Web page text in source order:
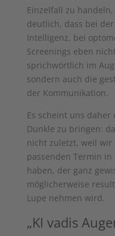
Einzelfall zu
deutlich, dass bei
Intelligenz, bei
Screenings eben
sprichwörtlich im
sondern auch die
der Kommunikation.
Es scheint uns
Dunkle zu bringen:
nicht zuletzt, weil wir
passenden Termin
haben, der ganz
möglicherweise
Lupe nehmen wird.
„KI vadis